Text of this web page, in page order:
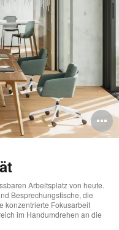
Arbeitsplatz von heute.
Besprechungstische, die
konzentrierte Fokusarbeit
im Handumdrehen an die